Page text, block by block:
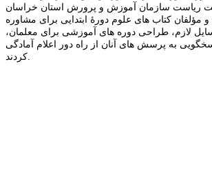
ریاست سازمان آموزش و پرورش استان خراسان
کتاب های علوم دورۀ ابتدایی برای مشاوره
لازم، طراحی دوره های آموزشی برای معلمان،
به پرسش های آنان از راه دور اعلام آمادگی